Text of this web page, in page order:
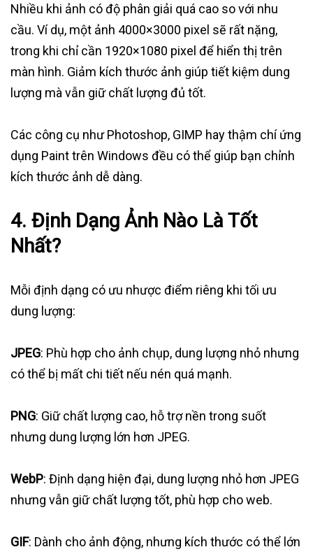
Nhiều khi ảnh có độ phân giải quá cao so với nhu
cầu. Ví dụ, một ảnh 4000×3000 pixel sẽ rất nặng,
trong khi chỉ cần 1920×1080 pixel để hiển thị trên
màn hình. Giảm kích thước ảnh giúp tiết kiệm dung
lượng mà vẫn giữ chất lượng đủ tốt.
Các công cụ như Photoshop, GIMP hay thậm chí ứng
dụng Paint trên Windows đều có thể giúp bạn chỉnh
kích thước ảnh dễ dàng.
4. Định Dạng Ảnh Nào Là Tốt
Nhất?
Mỗi định dạng có ưu nhược điểm riêng khi tối ưu
dung lượng:
JPEG: Phù hợp cho ảnh chụp, dung lượng nhỏ nhưng
có thể bị mất chi tiết nếu nén quá mạnh.
PNG: Giữ chất lượng cao, hỗ trợ nền trong suốt
nhưng dung lượng lớn hơn JPEG.
WebP: Định dạng hiện đại, dung lượng nhỏ hơn JPEG
nhưng vẫn giữ chất lượng tốt, phù hợp cho web.
GIF: Dành cho ảnh động, nhưng kích thước có thể lớn